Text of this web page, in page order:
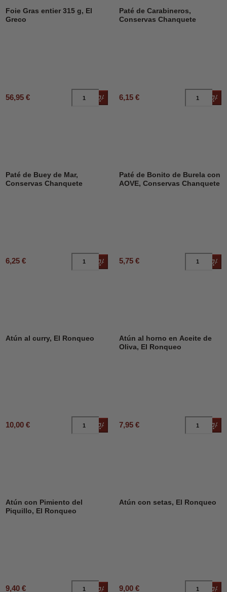
Foie Gras entier 315 g, El
Greco
56,95 € Añadir al carrito
Paté de Carabineros,
Conservas Chanquete
6,15 €
Paté de Buey de Mar,
Conservas Chanquete
6,25 € Añadir al carrito
Paté de Bonito de Burela con
AOVE, Conservas Chanquete
5,75 €
Atún al curry, El Ronqueo
10,00 € Añadir al carrito
Atún al horno en Aceite de
Oliva, El Ronqueo
7,95 €
Atún con Pimiento del
Piquillo, El Ronqueo
9,40 € Añadir al carrito
Atún con setas, El Ronqueo
9,00 €